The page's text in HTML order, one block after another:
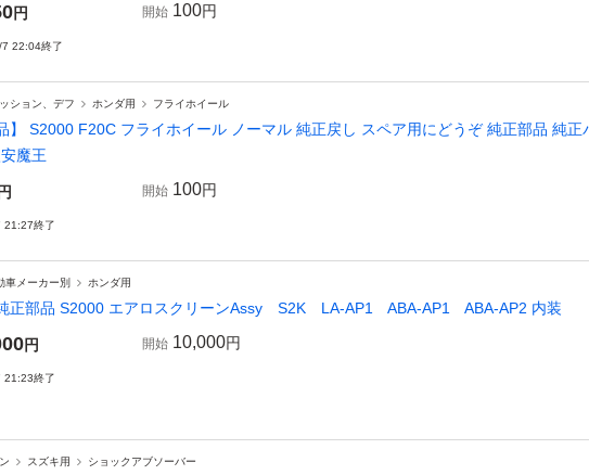
円 開始 100円
7 22:04終了
ション、デフ ホンダ用 フライホイール
】 S2000 F20C フライホイール ノーマル 純正戻し スペア用にどうぞ 純正部品 純正
魔王
円 開始 100円
21:27終了
車メーカー別 ホンダ用
正部品 S2000 エアロスクリーンAssy S2K LA-AP1 ABA-AP1 ABA-AP2 内装
円 開始 10,000円
21:23終了
スズキ用 ショックアブソーバー